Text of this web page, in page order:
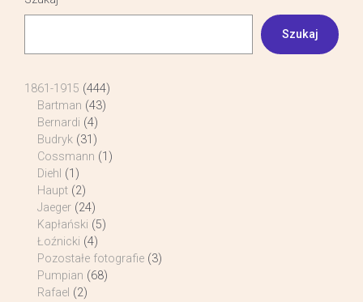
Szukaj
1861-1915 (444)
Bartman (43)
Bernardi (4)
Budryk (31)
Cossmann (1)
Diehl (1)
Haupt (2)
Jaeger (24)
Kapłański (5)
Łoźnicki (4)
Pozostałe fotografie (3)
Pumpian (68)
Rafael (2)